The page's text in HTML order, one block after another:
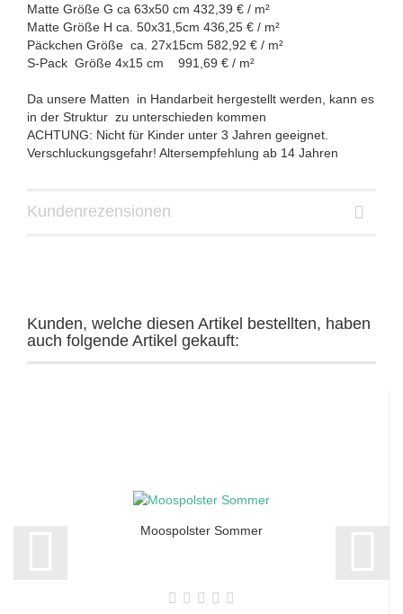
Matte Größe G ca 63x50 cm 432,39 € / m²
Matte Größe H ca. 50x31,5cm 436,25 € / m²
Päckchen Größe ca. 27x15cm 582,92 € / m²
S-Pack Größe 4x15 cm 991,69 € / m²
Da unsere Matten in Handarbeit hergestellt werden, kann es
in der Struktur zu unterschieden kommen
ACHTUNG: Nicht für Kinder unter 3 Jahren geeignet.
Verschluckungsgefahr! Altersempfehlung ab 14 Jahren
Kundenrezensionen
Kunden, welche diesen Artikel bestellten, haben
auch folgende Artikel gekauft:
Moospolster Sommer